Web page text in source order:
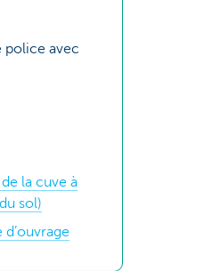
police avec
la cuve à
sol)